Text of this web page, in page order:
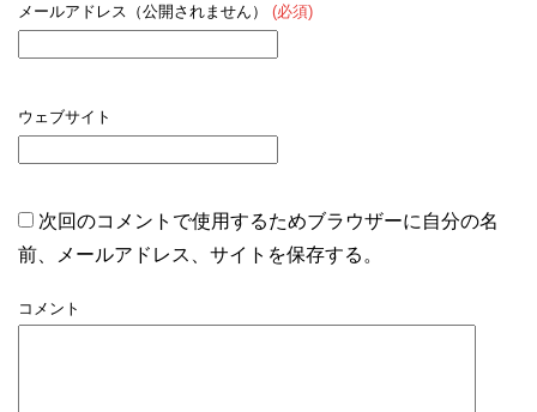
メールアドレス（公開されません） (必須)
ウェブサイト
次回のコメントで使用するためブラウザーに自分の名
前、メールアドレス、サイトを保存する。
コメント